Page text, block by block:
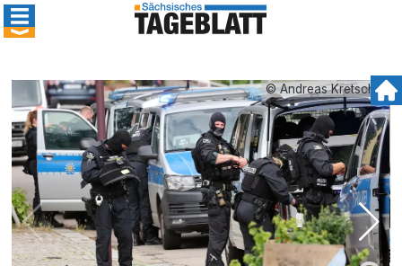
© Andreas Kretschel